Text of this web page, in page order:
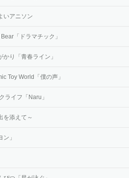
いアニソン
「ドラマチック」
かり「青春ライン」
Toy World「僕の声」
ライフ「Naru」
を添えて～
」